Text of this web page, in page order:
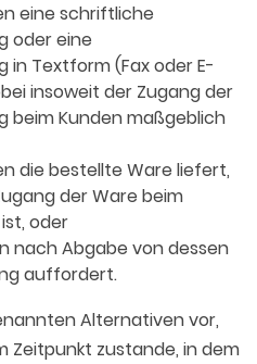
eine schriftliche
oder eine
Textform (Fax oder E-
insoweit der Zugang der
Kunden maßgeblich
die bestellte Ware liefert,
der Ware beim
oder
nach Abgabe von dessen
auffordert.
Alternativen vor,
Zeitpunkt zustande, in dem